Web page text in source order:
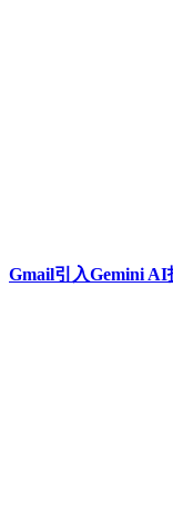
Gmail引入Gemini